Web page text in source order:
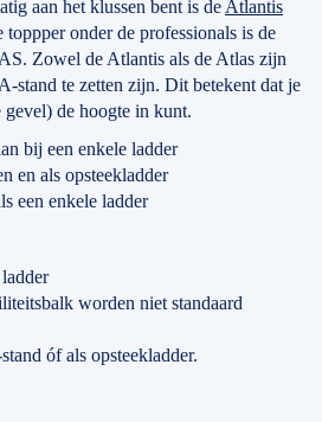
aan het klussen bent is de Atlantis
onder de professionals is de
Zowel de Atlantis als de Atlas zijn
stand te zetten zijn. Dit betekent dat je
de hoogte in kunt.
bij een enkele ladder
en als opsteekladder
een enkele ladder
worden niet standaard
óf als opsteekladder.